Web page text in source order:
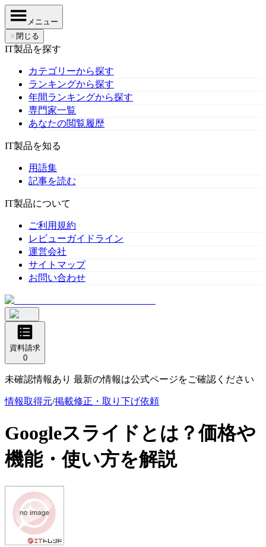
メニュー
✕ 閉じる
IT製品を探す
カテゴリーから探す
ランキングから探す
年間ランキングから探す
専門家一覧
あなたの閲覧履歴
IT製品を知る
用語集
記事を読む
IT製品について
ご利用規約
レビューガイドライン
運営会社
サイトマップ
お問い合わせ
資料請求
0
未確認情報あり 最新の情報は公式ページをご確認ください
情報取得元/掲載修正・取り下げ依頼
Googleスライド とは？価格や
機能・使い方を解説